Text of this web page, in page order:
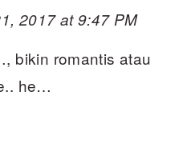
2017 at 9:47 PM
bikin romantis atau
he…